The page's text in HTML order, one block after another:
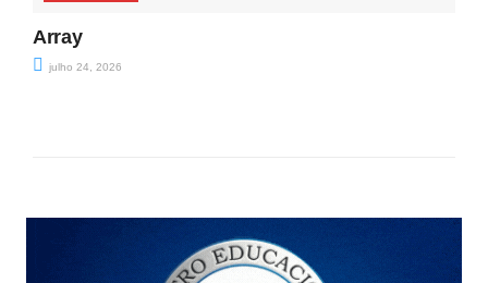
Array
julho 24, 2026